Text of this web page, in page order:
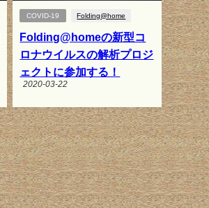
COVID-19 Folding@home
Folding@homeの新型コ
ロナウイルスの解析プロジ
ェクトに参加する！
2020-03-22